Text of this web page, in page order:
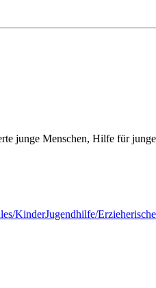
junge Menschen, Hilfe für
KinderJugendhilfe/